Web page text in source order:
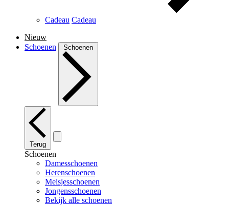
Cadeau Cadeau
Nieuw
Schoenen
Schoenen
Terug
Schoenen
Damesschoenen
Herenschoenen
Meisjesschoenen
Jongensschoenen
Bekijk alle schoenen